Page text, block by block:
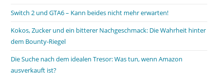
Switch 2 und GTA6 – Kann beides nicht mehr erwarten!
Kokos, Zucker und ein bitterer Nachgeschmack: Die Wahrheit hinter
dem Bounty-Riegel
Die Suche nach dem idealen Tresor: Was tun, wenn Amazon
ausverkauft ist?